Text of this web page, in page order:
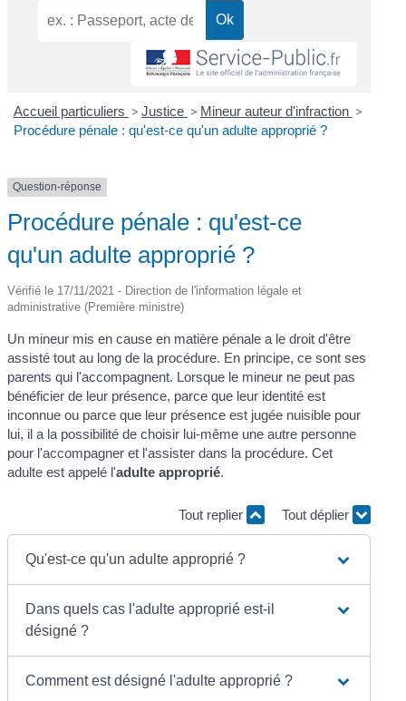
Accueil particuliers > Justice > Mineur auteur d'infraction >
Procédure pénale : qu'est-ce qu'un adulte approprié ?
Question-réponse
Procédure pénale : qu'est-ce
qu'un adulte approprié ?
Vérifié le 17/11/2021 - Direction de l'information légale et
administrative (Première ministre)
Un mineur mis en cause en matière pénale a le droit d'être
assisté tout au long de la procédure. En principe, ce sont ses
parents qui l'accompagnent. Lorsque le mineur ne peut pas
bénéficier de leur présence, parce que leur identité est
inconnue ou parce que leur présence est jugée nuisible pour
lui, il a la possibilité de choisir lui-même une autre personne
pour l'accompagner et l'assister dans la procédure. Cet
adulte est appelé l'adulte approprié.
Tout replier Tout déplier
Qu'est-ce qu'un adulte approprié ?
Dans quels cas l'adulte approprié est-il
désigné ?
Comment est désigné l'adulte approprié ?